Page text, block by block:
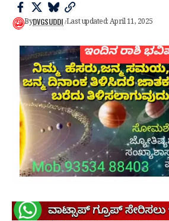
ByDVGSUDDI Last updated: April 11, 2025